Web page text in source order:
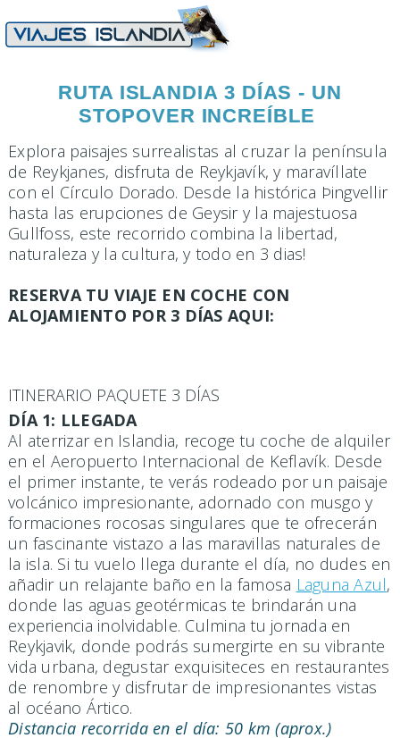
RUTA ISLANDIA 3 DÍAS - UN
STOPOVER INCREÍBLE
Explora paisajes surrealistas al cruzar la península
de Reykjanes, disfruta de Reykjavík, y maravíllate
con el Círculo Dorado. Desde la histórica Þingvellir
hasta las erupciones de Geysir y la majestuosa
Gullfoss, este recorrido combina la libertad,
naturaleza y la cultura, y todo en 3 dias!
RESERVA TU VIAJE EN COCHE CON
ALOJAMIENTO POR 3 DÍAS AQUI:
ITINERARIO PAQUETE 3 DÍAS
DÍA 1: LLEGADA
Al aterrizar en Islandia, recoge tu coche de alquiler
en el Aeropuerto Internacional de Keflavík. Desde
el primer instante, te verás rodeado por un paisaje
volcánico impresionante, adornado con musgo y
formaciones rocosas singulares que te ofrecerán
un fascinante vistazo a las maravillas naturales de
la isla. Si tu vuelo llega durante el día, no dudes en
añadir un relajante baño en la famosa Laguna Azul,
donde las aguas geotérmicas te brindarán una
experiencia inolvidable. Culmina tu jornada en
Reykjavik, donde podrás sumergirte en su vibrante
vida urbana, degustar exquisiteces en restaurantes
de renombre y disfrutar de impresionantes vistas
al océano Ártico.
Distancia recorrida en el día: 50 km (aprox.)